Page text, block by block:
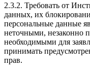
2.3.2. Требовать от
данных, их
персональные данные
неточными, незаконно
необходимыми для
принимать
прав.